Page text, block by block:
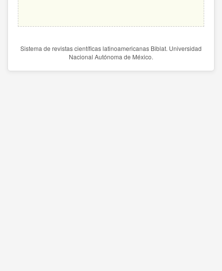
Sistema de revistas científicas latinoamericanas Biblat. Universidad
Nacional Autónoma de México.